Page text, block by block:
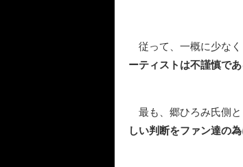
従って、一概に少なく
ーティストは不謹慎で
最も、郷ひろみ氏側と
しい判断をファン達の